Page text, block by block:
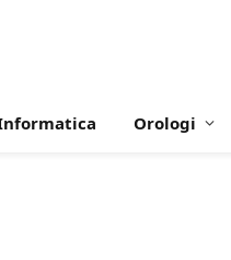
Orologi